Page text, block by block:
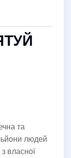
та
людей
власної